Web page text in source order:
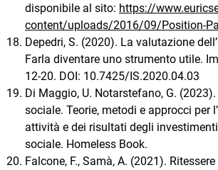
disponibile al sito: https://
content/uploads/2016/09/Position-
Depedri, S. (2020). La valutazione
Farla diventare uno strumento utile.
12-20. DOI: 10.7425/IS.2020.04.03
Di Maggio, U. Notarstefano, G.
sociale. Teorie, metodi e approcci per
attività e dei risultati degli
sociale. Homeless Book.
Falcone, F., Samà, A. (2021).